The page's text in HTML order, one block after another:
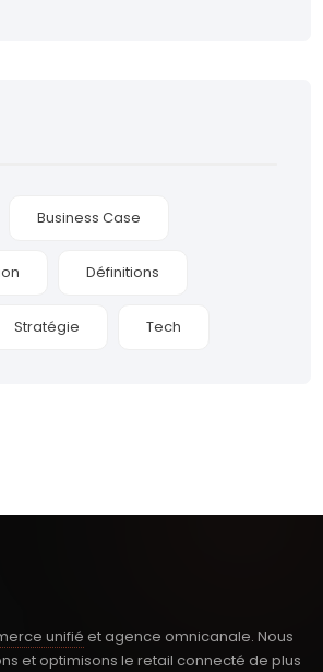
Business Case
Définitions
Stratégie Tech
unifié et agence omnicanale. Nous
et optimisons le retail connecté de plus